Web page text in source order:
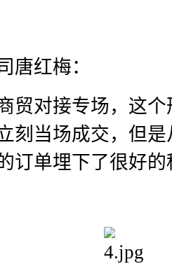
唐红梅：
贸对接专场，这
刻当场成交，但
订单埋下了很好的